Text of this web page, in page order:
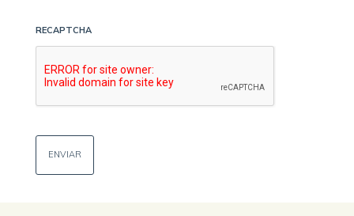
RECAPTCHA